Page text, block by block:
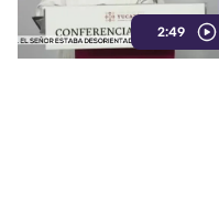
2:49